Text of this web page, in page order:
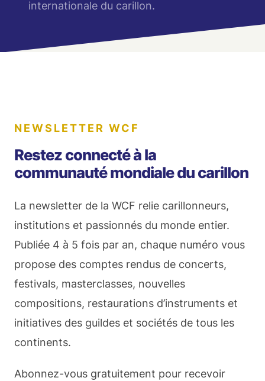
internationale du carillon.
NEWSLETTER WCF
Restez connecté à la
communauté mondiale du carillon
La newsletter de la WCF relie carillonneurs,
institutions et passionnés du monde entier.
Publiée 4 à 5 fois par an, chaque numéro vous
propose des comptes rendus de concerts,
festivals, masterclasses, nouvelles
compositions, restaurations d’instruments et
initiatives des guildes et sociétés de tous les
continents.
Abonnez-vous gratuitement pour recevoir